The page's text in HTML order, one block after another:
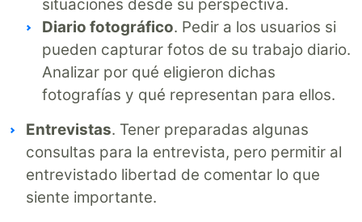
situaciones desde su perspectiva.
Diario fotográfico. Pedir a los usuarios si
pueden capturar fotos de su trabajo diario.
Analizar por qué eligieron dichas
fotografías y qué representan para ellos.
Entrevistas. Tener preparadas algunas
consultas para la entrevista, pero permitir al
entrevistado libertad de comentar lo que
siente importante.